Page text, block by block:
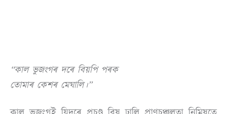
“কাল ভুজংগৰ দৰে বিয়পি পৰক
তোমাৰ কেশৰ মেঘালি।”